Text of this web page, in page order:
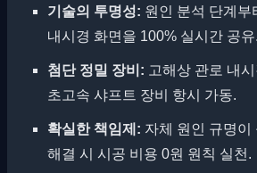
기술의 투명성: 원인 분석 단계부
내시경 화면을 100% 실시간 공유.
첨단 정밀 장비: 고해상 관로 내
초고속 샤프트 장비 항시 가동.
확실한 책임제: 자체 원인 규명이
해결 시 시공 비용 0원 원칙 실천.